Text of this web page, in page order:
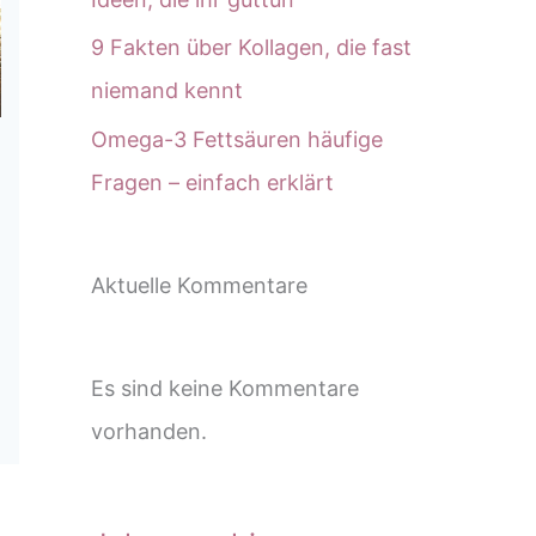
9 Fakten über Kollagen, die fast
niemand kennt
Omega-3 Fettsäuren häufige
Fragen – einfach erklärt
Aktuelle Kommentare
Es sind keine Kommentare
vorhanden.